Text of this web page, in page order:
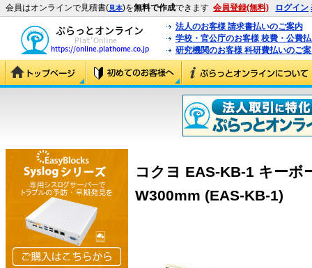
会員はオンラインで見積書(見本)を無料で作成できます 会員登録(無料) ログイン
法人のお客様 請求書払いのご案内
学校・官公庁のお客様 校費・公費
研究機関のお客様 科研費払いのご
コクヨ EAS-KB-1 キーボ
W300mm (EAS-KB-1)